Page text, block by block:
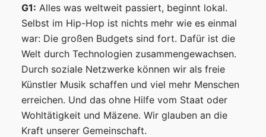
G1: Alles was weltweit passiert, beginnt lokal.
Selbst im Hip-Hop ist nichts mehr wie es einmal
war: Die großen Budgets sind fort. Dafür ist die
Welt durch Technologien zusammengewachsen.
Durch soziale Netzwerke können wir als freie
Künstler Musik schaffen und viel mehr Menschen
erreichen. Und das ohne Hilfe vom Staat oder
Wohltätigkeit und Mäzene. Wir glauben an die
Kraft unserer Gemeinschaft.